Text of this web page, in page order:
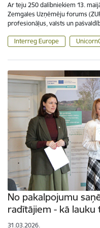
Ar teju 250 dalībniekiem 13.
Zemgales Uzņēmēju forums
profesionāļus, valsts un
Interreg Europe
No pakalpojumu
radītājiem - kā
31.03.2026.